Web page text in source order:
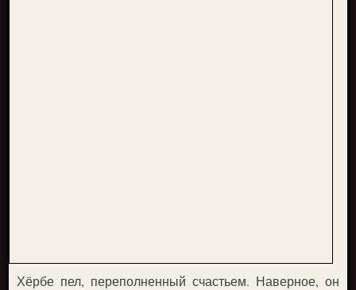
Хёрбе пел, переполненный счастьем. Наверное, он